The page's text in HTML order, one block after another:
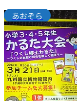
あおぞら